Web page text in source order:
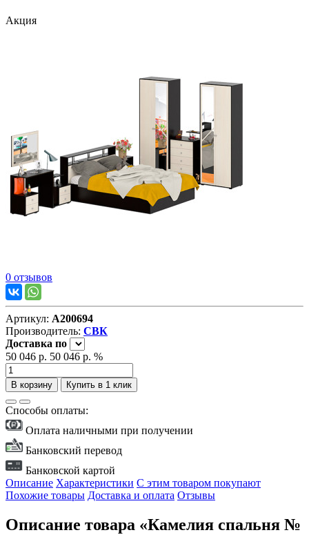
Акция
0 отзывов
Артикул: А200694
Производитель: СВК
Доставка по
50 046 р. 50 046 р. %
В корзину Купить в 1 клик
Способы оплаты:
Оплата наличными при получении
Банковский перевод
Банковской картой
Описание Характеристики С этим товаром покупают
Похожие товары Доставка и оплата Отзывы
Описание товара «Камелия спальня №